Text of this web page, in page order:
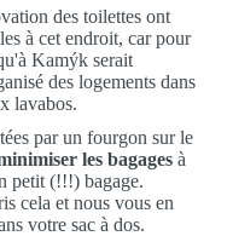
des toilettes ont
à cet endroit, car pour
Kamýk serait
des logements dans
lavabos.
par un fourgon sur le
les bagages à
petit (!!!) bagage.
cela et nous vous en
votre sac à dos.